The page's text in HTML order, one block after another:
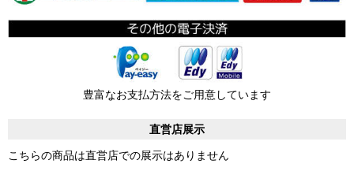
豊富なお支払方法をご用意しています
直営店展示
こちらの商品は直営店での展示はありません